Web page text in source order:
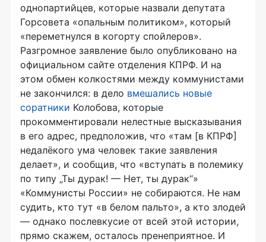
однопартийцев, которые назвали депутата
Горсовета «опальным политиком», который
«переметнулся в когорту спойлеров».
Разгромное заявление было опубликовано на
официальном сайте отделения КПРФ. И на
этом обмен колкостями между коммунистами
не закончился: в дело вмешались новые
соратники Колобова, которые
прокомментировали нелестные высказывания
в его адрес, предположив, что «там [в КПРФ]
недалёкого ума человек такие заявления
делает», и сообщив, что «вступать в полемику
по типу „Ты дурак! — Нет, ты дурак“»
«Коммунисты России» не собираются. Не нам
судить, кто тут «в белом пальто», а кто злодей
— однако послевкусие от всей этой истории,
прямо скажем, осталось пренеприятное. И